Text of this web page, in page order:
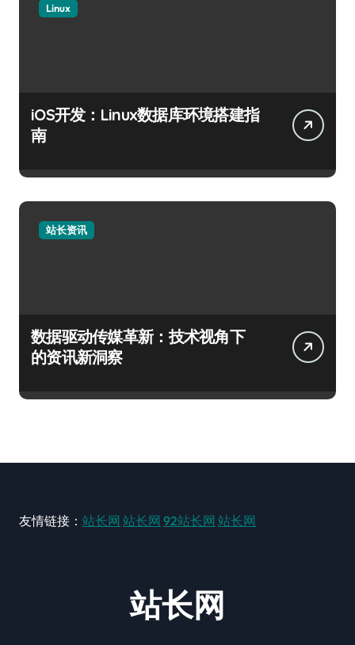
Linux
iOS开发：Linux数据库环境搭建指
南
站长资讯
数据驱动传媒革新：技术视角下
的资讯新洞察
友情链接： 站长网 站长网 92站长网 站长网
站长网